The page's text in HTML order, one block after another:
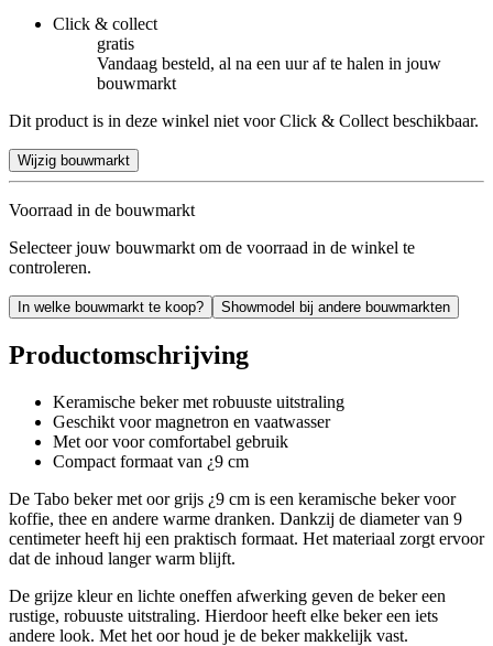
Click & collect
gratis
Vandaag besteld, al na een uur af te halen in jouw
bouwmarkt
Dit product is in deze winkel niet voor Click & Collect beschikbaar.
Wijzig bouwmarkt
Voorraad in de bouwmarkt
Selecteer jouw bouwmarkt om de voorraad in de winkel te
controleren.
In welke bouwmarkt te koop? Showmodel bij andere bouwmarkten
Productomschrijving
Keramische beker met robuuste uitstraling
Geschikt voor magnetron en vaatwasser
Met oor voor comfortabel gebruik
Compact formaat van ¿9 cm
De Tabo beker met oor grijs ¿9 cm is een keramische beker voor
koffie, thee en andere warme dranken. Dankzij de diameter van 9
centimeter heeft hij een praktisch formaat. Het materiaal zorgt ervoor
dat de inhoud langer warm blijft.
De grijze kleur en lichte oneffen afwerking geven de beker een
rustige, robuuste uitstraling. Hierdoor heeft elke beker een iets
andere look. Met het oor houd je de beker makkelijk vast.